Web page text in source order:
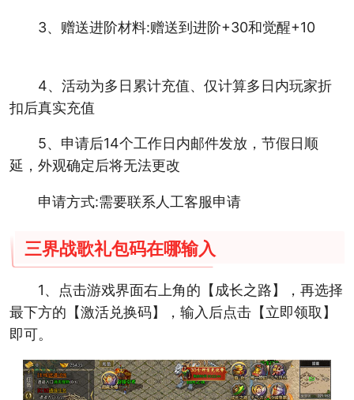
3、赠送进阶材料:赠送到进阶+30和觉醒+10
4、活动为多日累计充值、仅计算多日内玩家折
扣后真实充值
5、申请后14个工作日内邮件发放，节假日顺
延，外观确定后将无法更改
申请方式:需要联系人工客服申请
三界战歌礼包码在哪输入
1、点击游戏界面右上角的【成长之路】，再选择
最下方的【激活兑换码】，输入后点击【立即领取】
即可。